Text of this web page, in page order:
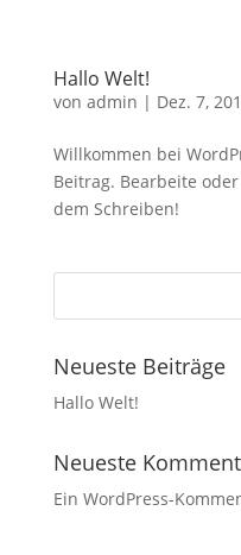
Hallo Welt!
von admin | Dez. 7,
Willkommen bei
Beitrag. Bearbeite
dem Schreiben!
Neueste Beiträge
Hallo Welt!
Neueste
Ein WordPress-